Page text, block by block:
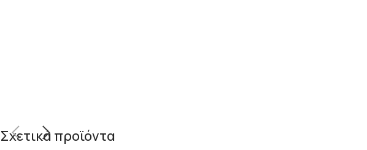
Σχετικά προϊόντα